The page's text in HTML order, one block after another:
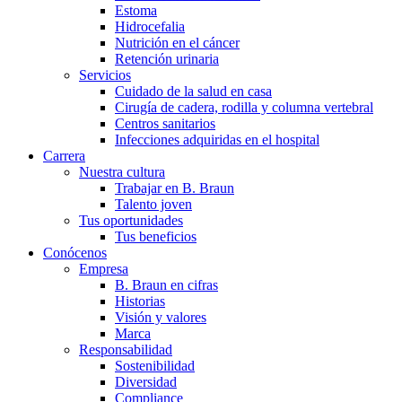
Estoma
Hidrocefalia
Nutrición en el cáncer
Retención urinaria
Servicios
Cuidado de la salud en casa
Cirugía de cadera, rodilla y columna vertebral
Centros sanitarios
Infecciones adquiridas en el hospital
Carrera
Nuestra cultura
Trabajar en B. Braun
Talento joven
Tus oportunidades
Tus beneficios
Conócenos
Empresa
B. Braun en cifras
Historias
Visión y valores
Marca
Responsabilidad
Sostenibilidad
Diversidad
Compliance